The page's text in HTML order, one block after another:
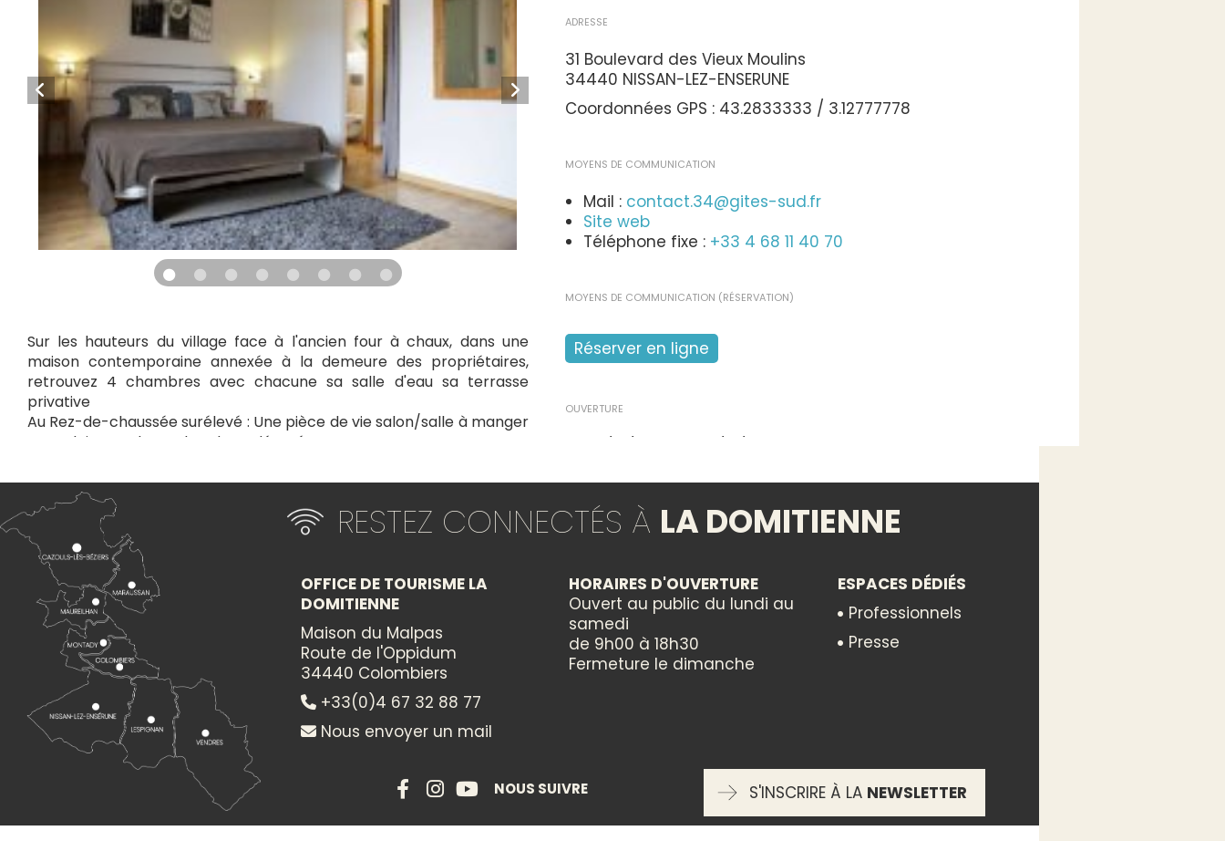
Sur les hauteurs du village face à l'ancien four à chaux, dans une
maison contemporaine annexée à la demeure des propriétaires,
retrouvez 4 chambres avec chacune sa salle d'eau sa terrasse
privative
Au Rez-de-chaussée surélevé : Une pièce de vie salon/salle à manger
et couloir avec les 4 chambres décorées avec gout.
parking clos sécurisé.
Profitez de l'espace extérieur avec salon de jardin, jardin, piscine
chauffée (10x5m, ouverte de mai à fin septembre), un espace bien-
être annexe avec spa et jacuzzi inclus dans le tarif.
A votre demande, une masseuse peut intervenir sur place.
Petit-déjeuner inclus et servis sur la terrasse si le temps le permet :
viennoiseries, pain, boissons froides/chaudes, fruits frais ...
Hébergement déconseillé aux enfants.
ATTRAITS TOURISTIQUES : balades pédestres ou VTT à 20 m sur le site
des moulins XVIIème (42 km de sentiers) & sur chemin halage Canal
du Midi (classé patrimoine Unesco), location péniche. Oppidum
d'Enserune, étang de Montady, tunnel du Malpas (3 km). Stations
balnéaires : Valras, Sérignan. Proche de l'Aude : Gruissan, massif de la
ADRESSE
31 Boulevard des Vieux Moulins
34440 NISSAN-LEZ-ENSERUNE
Coordonnées GPS : 43.2833333 / 3.12777778
MOYENS DE COMMUNICATION
Mail : contact.34@gites-sud.fr
Site web
Téléphone fixe : +33 4 68 11 40 70
MOYENS DE COMMUNICATION (RÉSERVATION)
Réserver en ligne
OUVERTURE
Climatisation
WIFI
ÉQUIPEMENTS
Piscine collective
MIN MAX
1 personne (chambres d'hôtes) 107,00€
118,00€
2 personnes (chambres d'hôtes)
107,00€ 118,00€
RESTEZ CONNECTÉS À LA DOMITIENNE
OFFICE DE TOURISME LA
DOMITIENNE
Maison du Malpas
Route de l'Oppidum
34440 Colombiers
+33(0)4 67 32 88 77
Nous envoyer un mail
HORAIRES D'OUVERTURE
Ouvert au public du lundi au
samedi
de 9h00 à 18h30
Fermeture le dimanche
ESPACES DÉDIÉS
Professionnels
Presse
NOUS SUIVRE S'INSCRIRE À LA NEWSLETTER